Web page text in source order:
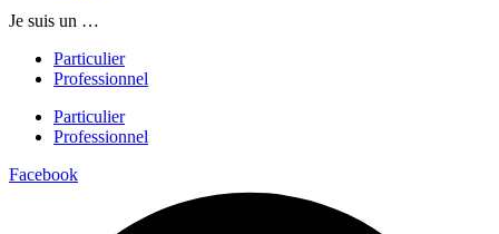
Je suis un …
Particulier
Professionnel
Particulier
Professionnel
Facebook